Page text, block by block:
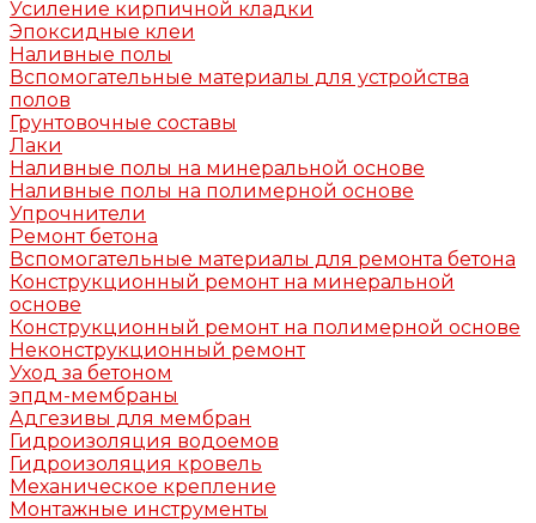
Усиление кирпичной кладки
Эпоксидные клеи
Наливные полы
Вспомогательные материалы для устройства
полов
Грунтовочные составы
Лаки
Наливные полы на минеральной основе
Наливные полы на полимерной основе
Упрочнители
Ремонт бетона
Вспомогательные материалы для ремонта бетона
Конструкционный ремонт на минеральной
основе
Конструкционный ремонт на полимерной основе
Неконструкционный ремонт
Уход за бетоном
эпдм-мембраны
Адгезивы для мембран
Гидроизоляция водоемов
Гидроизоляция кровель
Механическое крепление
Монтажные инструменты